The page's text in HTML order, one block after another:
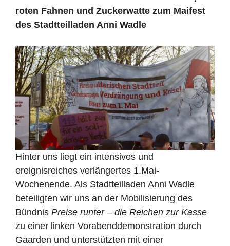
roten Fahnen und Zuckerwatte zum Maifest
des Stadtteilladen Anni Wadle
Hinter uns liegt ein intensives und
ereignisreiches verlängertes 1.Mai-
Wochenende. Als Stadtteilladen Anni Wadle
beteiligten wir uns an der Mobilisierung des
Bündnis Preise runter – die Reichen zur Kasse
zu einer linken Vorabenddemonstration durch
Gaarden und unterstützten mit einer